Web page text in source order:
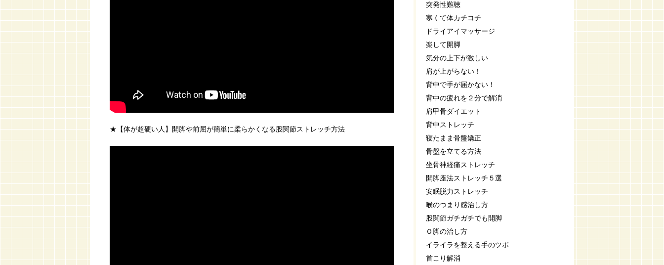
★【体が超硬い人】開脚や前屈が簡単に柔らかくなる股関節ストレッチ方法
突発性難聴
寒くて体カチコチ
ドライアイマッサージ
楽して開脚
気分の上下が激しい
肩が上がらない！
背中で手が届かない！
背中の疲れを２分で解消
肩甲骨ダイエット
背中ストレッチ
寝たまま骨盤矯正
骨盤を立てる方法
坐骨神経痛ストレッチ
開脚座法ストレッチ５選
安眠脱力ストレッチ
喉のつまり感治し方
股関節ガチガチでも開脚
Ｏ脚の治し方
イライラを整える手のツボ
首こり解消